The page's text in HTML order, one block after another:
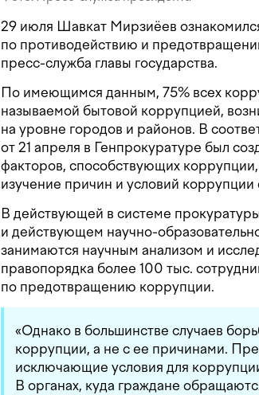
29 июля Шавкат Мирзиёев
по противодействию и
пресс-служба главы государства.
По имеющимся данным, 75% всех
называемой бытовой коррупцией,
на уровне городов и районов. В
от 21 апреля в Генпрокуратуре был
факторов, способствующих
изучение причин и условий
В действующей в системе
и действующем научно-
занимаются научным анализом и
правопорядка более 100 тыс.
по предотвращению коррупции.
«Однако в большинстве случаев
коррупции, а не с ее причинами.
исключающие условия для
В органах, куда граждане